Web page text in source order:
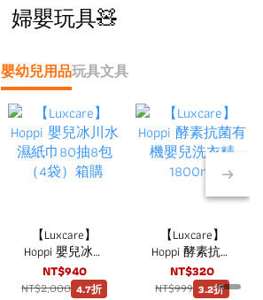
婦嬰玩具🧸
嬰幼兒用品玩具文具
【Luxcare】
Hoppi 嬰兒冰川
水濕紙巾80抽8
包（4袋）箱購
NT$940
NT$2,000 4.7折
【Luxcare】
Hoppi 酵素抗菌
有機嬰兒洗衣精
1800ml
NT$320
NT$999 3.2折